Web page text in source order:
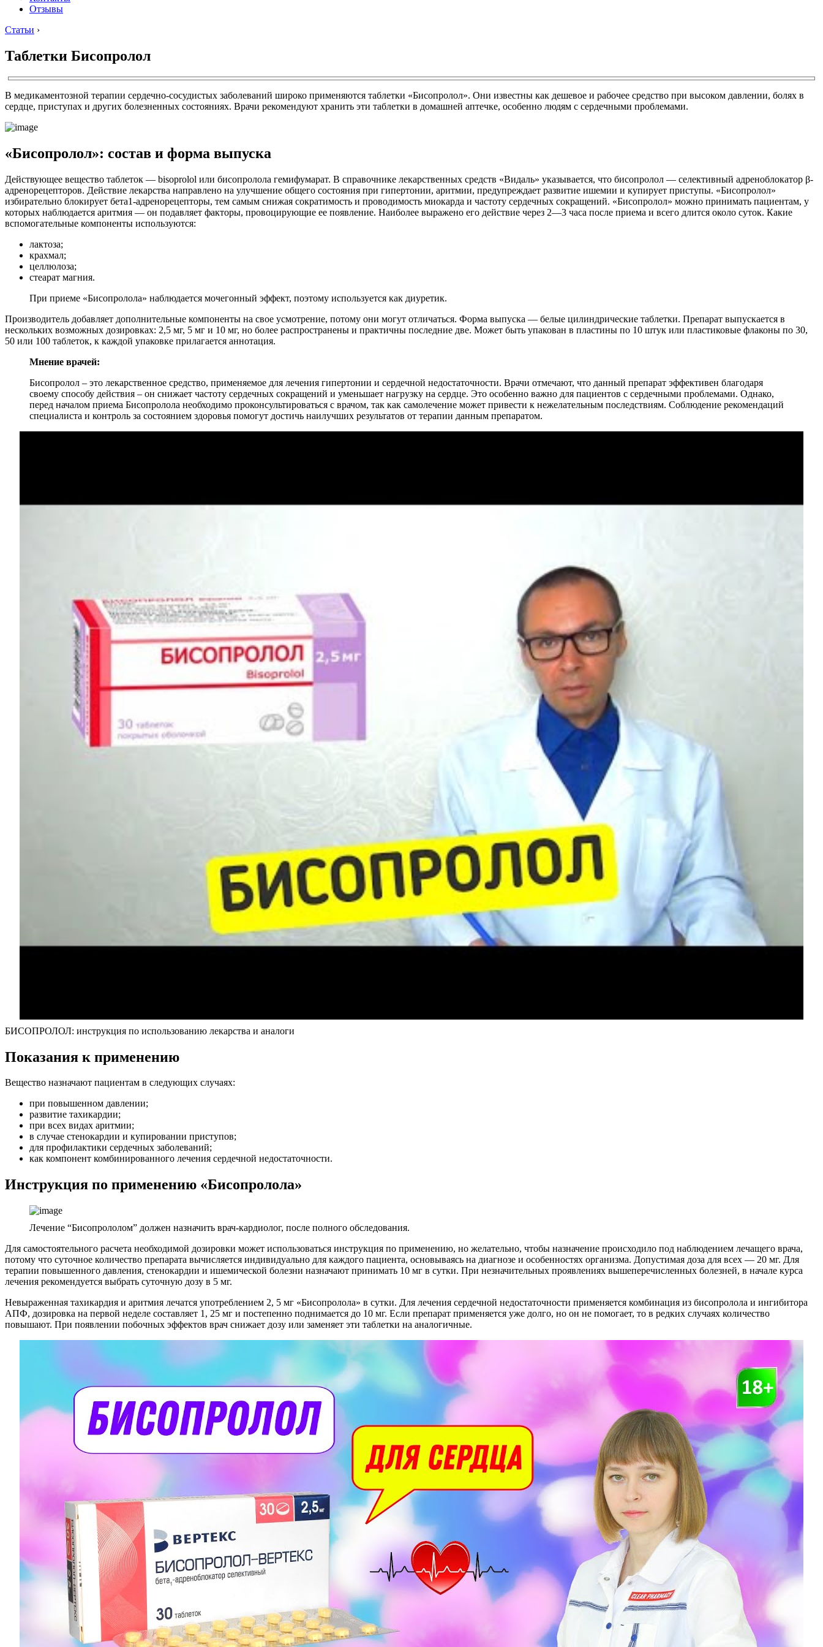
Отзывы
Статьи ›
Таблетки Бисопролол
В медикаментозной терапии сердечно-сосудистых заболеваний широко применяются таблетки «Бисопролол». Они известны как дешевое и рабочее средство при высоком давлении, болях в
сердце, приступах и других болезненных состояниях. Врачи рекомендуют хранить эти таблетки в домашней аптечке, особенно людям с сердечными проблемами.
«Бисопролол»: состав и форма выпуска
Действующее вещество таблеток — bisoprolol или бисопролола гемифумарат. В справочнике лекарственных средств «Видаль» указывается, что бисопролол — селективный адреноблокатор β-
адренорецепторов. Действие лекарства направлено на улучшение общего состояния при гипертонии, аритмии, предупреждает развитие ишемии и купирует приступы. «Бисопролол»
избирательно блокирует бета1-адренорецепторы, тем самым снижая сократимость и проводимость миокарда и частоту сердечных сокращений. «Бисопролол» можно принимать пациентам, у
которых наблюдается аритмия — он подавляет факторы, провоцирующие ее появление. Наиболее выражено его действие через 2—3 часа после приема и всего длится около суток. Какие
вспомогательные компоненты используются:
лактоза;
крахмал;
целлюлоза;
стеарат магния.
При приеме «Бисопролола» наблюдается мочегонный эффект, поэтому используется как диуретик.
Производитель добавляет дополнительные компоненты на свое усмотрение, потому они могут отличаться. Форма выпуска — белые цилиндрические таблетки. Препарат выпускается в
нескольких возможных дозировках: 2,5 мг, 5 мг и 10 мг, но более распространены и практичны последние две. Может быть упакован в пластины по 10 штук или пластиковые флаконы по 30,
50 или 100 таблеток, к каждой упаковке прилагается аннотация.
Мнение врачей:
Бисопролол – это лекарственное средство, применяемое для лечения гипертонии и сердечной недостаточности. Врачи отмечают, что данный препарат эффективен благодаря
своему способу действия – он снижает частоту сердечных сокращений и уменьшает нагрузку на сердце. Это особенно важно для пациентов с сердечными проблемами. Однако,
перед началом приема Бисопролола необходимо проконсультироваться с врачом, так как самолечение может привести к нежелательным последствиям. Соблюдение рекомендаций
специалиста и контроль за состоянием здоровья помогут достичь наилучших результатов от терапии данным препаратом.
БИСОПРОЛОЛ: инструкция по использованию лекарства и аналоги
Показания к применению
Вещество назначают пациентам в следующих случаях:
при повышенном давлении;
развитие тахикардии;
при всех видах аритмии;
в случае стенокардии и купировании приступов;
для профилактики сердечных заболеваний;
как компонент комбинированного лечения сердечной недостаточности.
Инструкция по применению «Бисопролола»
Лечение “Бисопрололом” должен назначить врач-кардиолог, после полного обследования.
Для самостоятельного расчета необходимой дозировки может использоваться инструкция по применению, но желательно, чтобы назначение происходило под наблюдением лечащего врача,
потому что суточное количество препарата вычисляется индивидуально для каждого пациента, основываясь на диагнозе и особенностях организма. Допустимая доза для всех — 20 мг. Для
терапии повышенного давления, стенокардии и ишемической болезни назначают принимать 10 мг в сутки. При незначительных проявлениях вышеперечисленных болезней, в начале курса
лечения рекомендуется выбрать суточную дозу в 5 мг.
Невыраженная тахикардия и аритмия лечатся употреблением 2, 5 мг «Бисопролола» в сутки. Для лечения сердечной недостаточности применяется комбинация из бисопролола и ингибитора
АПФ, дозировка на первой неделе составляет 1, 25 мг и постепенно поднимается до 10 мг. Если препарат применяется уже долго, но он не помогает, то в редких случаях количество
повышают. При появлении побочных эффектов врач снижает дозу или заменяет эти таблетки на аналогичные.